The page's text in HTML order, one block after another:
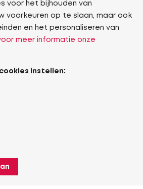
voor het bijhouden van
voorkeuren op te slaan, maar ook
en het personaliseren van
meer informatie onze
instellen: